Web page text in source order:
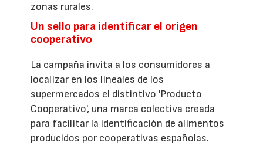
zonas rurales.
Un sello para identificar el origen
cooperativo
La campaña invita a los consumidores a
localizar en los lineales de los
supermercados el distintivo 'Producto
Cooperativo', una marca colectiva creada
para facilitar la identificación de alimentos
producidos por cooperativas españolas.